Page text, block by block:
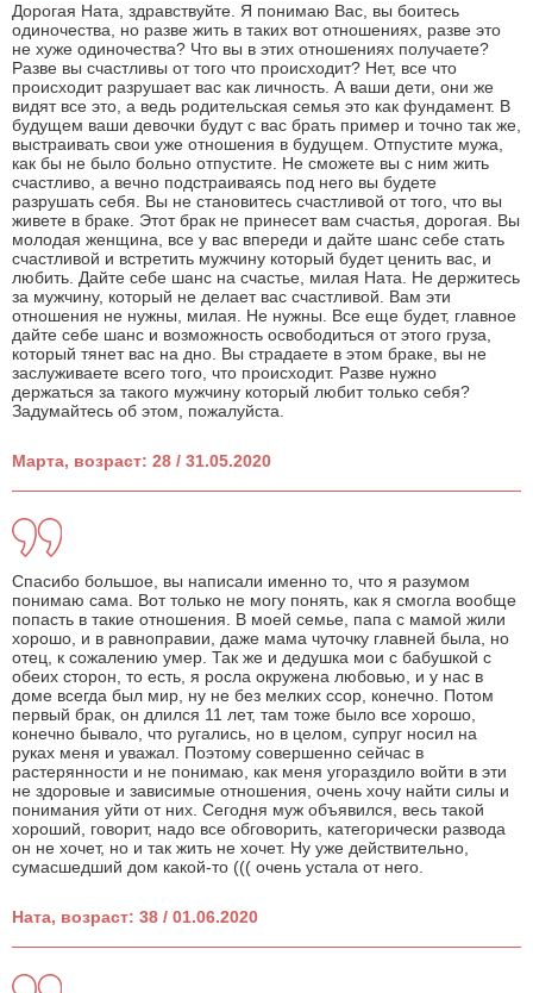
Дорогая Ната, здравствуйте. Я понимаю Вас, вы боитесь
одиночества, но разве жить в таких вот отношениях, разве это
не хуже одиночества? Что вы в этих отношениях получаете?
Разве вы счастливы от того что происходит? Нет, все что
происходит разрушает вас как личность. А ваши дети, они же
видят все это, а ведь родительская семья это как фундамент. В
будущем ваши девочки будут с вас брать пример и точно так же,
выстраивать свои уже отношения в будущем. Отпустите мужа,
как бы не было больно отпустите. Не сможете вы с ним жить
счастливо, а вечно подстраиваясь под него вы будете
разрушать себя. Вы не становитесь счастливой от того, что вы
живете в браке. Этот брак не принесет вам счастья, дорогая. Вы
молодая женщина, все у вас впереди и дайте шанс себе стать
счастливой и встретить мужчину который будет ценить вас, и
любить. Дайте себе шанс на счастье, милая Ната. Не держитесь
за мужчину, который не делает вас счастливой. Вам эти
отношения не нужны, милая. Не нужны. Все еще будет, главное
дайте себе шанс и возможность освободиться от этого груза,
который тянет вас на дно. Вы страдаете в этом браке, вы не
заслуживаете всего того, что происходит. Разве нужно
держаться за такого мужчину который любит только себя?
Задумайтесь об этом, пожалуйста.
Марта, возраст: 28 / 31.05.2020
Спасибо большое, вы написали именно то, что я разумом
понимаю сама. Вот только не могу понять, как я смогла вообще
попасть в такие отношения. В моей семье, папа с мамой жили
хорошо, и в равноправии, даже мама чуточку главней была, но
отец, к сожалению умер. Так же и дедушка мои с бабушкой с
обеих сторон, то есть, я росла окружена любовью, и у нас в
доме всегда был мир, ну не без мелких ссор, конечно. Потом
первый брак, он длился 11 лет, там тоже было все хорошо,
конечно бывало, что ругались, но в целом, супруг носил на
руках меня и уважал. Поэтому совершенно сейчас в
растерянности и не понимаю, как меня угораздило войти в эти
не здоровые и зависимые отношения, очень хочу найти силы и
понимания уйти от них. Сегодня муж объявился, весь такой
хороший, говорит, надо все обговорить, категорически развода
он не хочет, но и так жить не хочет. Ну уже действительно,
сумасшедший дом какой-то ((( очень устала от него.
Ната, возраст: 38 / 01.06.2020